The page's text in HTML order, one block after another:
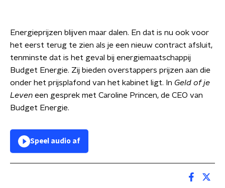
Energieprijzen blijven maar dalen. En dat is nu ook voor
het eerst terug te zien als je een nieuw contract afsluit,
tenminste dat is het geval bij energiemaatschappij
Budget Energie. Zij bieden overstappers prijzen aan die
onder het prijsplafond van het kabinet ligt. In Geld of je
Leven een gesprek met Caroline Princen, de CEO van
Budget Energie.
Speel audio af